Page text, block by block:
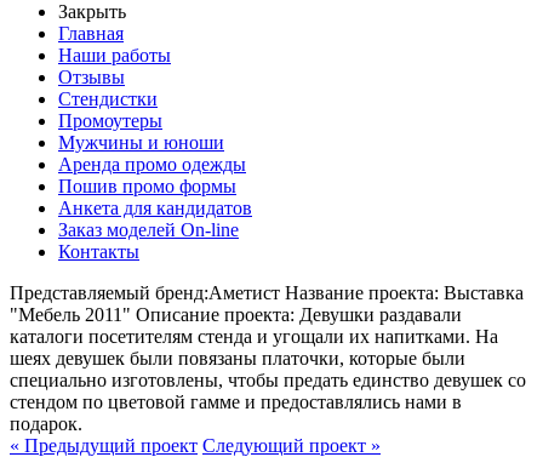
Закрыть
Главная
Наши работы
Отзывы
Стендистки
Промоутеры
Мужчины и юноши
Аренда промо одежды
Пошив промо формы
Анкета для кандидатов
Заказ моделей On-line
Контакты
Представляемый бренд:Аметист Название проекта: Выставка
"Мебель 2011" Описание проекта: Девушки раздавали
каталоги посетителям стенда и угощали их напитками. На
шеях девушек были повязаны платочки, которые были
специально изготовлены, чтобы предать единство девушек со
стендом по цветовой гамме и предоставлялись нами в
подарок.
« Предыдущий проект Следующий проект »